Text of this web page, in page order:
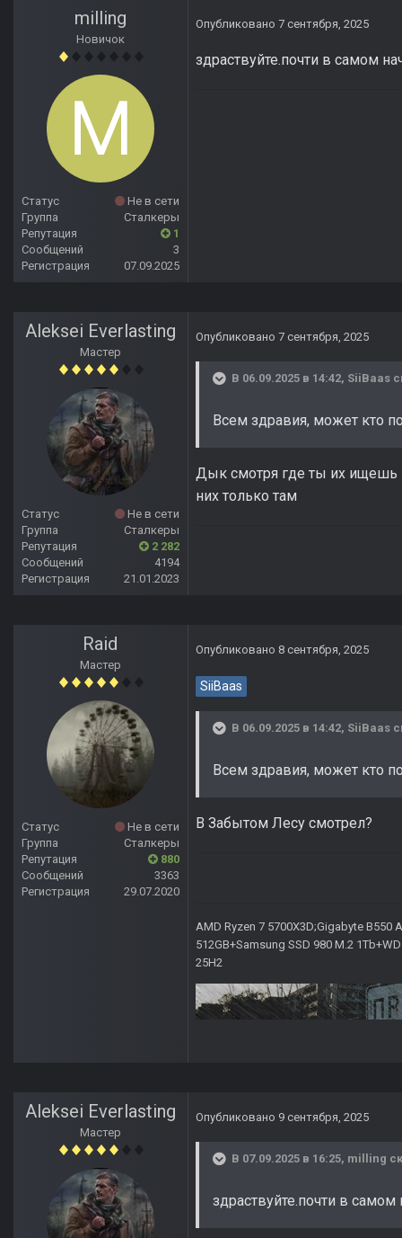
milling
Новичок
Статус
Не в сети
Группа
Сталкеры
Репутация
1
Сообщений
3
Регистрация
07.09.2025
Опубликовано 7 сентября, 2025
здраствуйте.почти в самом
Aleksei Everlasting
Мастер
Статус
Не в сети
Группа
Сталкеры
Репутация
2 282
Сообщений
4194
Регистрация
21.01.2023
Опубликовано 7 сентября, 2025
В 06.09.2025 в 14:42, SiiBaas
Всем здравия, может кто
Дык смотря где ты их ищешь -
них только там
Raid
Мастер
Статус
Не в сети
Группа
Сталкеры
Репутация
880
Сообщений
3363
Регистрация
29.07.2020
Опубликовано 8 сентября, 2025
SiiBaas
В 06.09.2025 в 14:42, SiiBaas
Всем здравия, может кто
В Забытом Лесу смотрел?
AMD Ryzen 7 5700X3D;Gigabyte B550
512GB+Samsung SSD 980 M.2
25H2
Aleksei Everlasting
Мастер
Опубликовано 9 сентября, 2025
В 07.09.2025 в 16:25, milling
здраствуйте.почти в